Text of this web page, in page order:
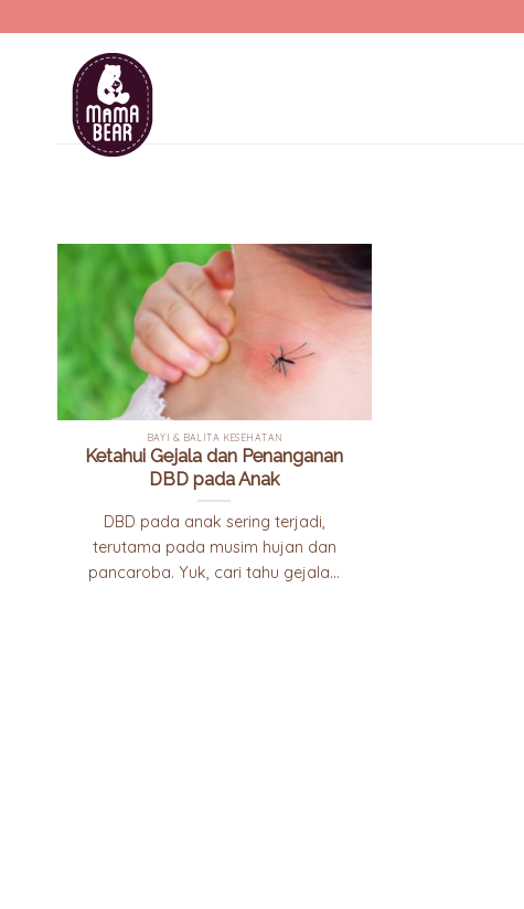
BAYI & BALITA KESEHATAN
Ketahui Gejala dan Penanganan
DBD pada Anak
DBD pada anak sering terjadi,
terutama pada musim hujan dan
pancaroba. Yuk, cari tahu gejala...